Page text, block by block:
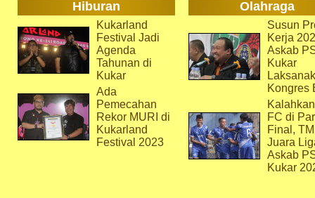
Hiburan Olahraga
Kukarland
Festival Jadi
Agenda
Tahunan di
Kukar
Ada
Pemecahan
Rekor MURI di
Kukarland
Festival 2023
Susun
Kerja
Askab
Kukar
Kongres
FC di
Final,
Juara
Askab
Kukar